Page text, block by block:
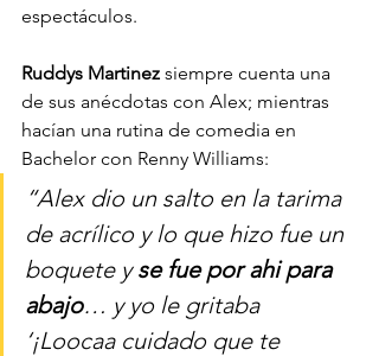
espectáculos.
Ruddys Martinez siempre cuenta una
de sus anécdotas con Alex; mientras
hacían una rutina de comedia en
Bachelor con Renny Williams:
“Alex dio un salto en la tarima
de acrílico y lo que hizo fue un
boquete y se fue por ahi para
abajo… y yo le gritaba
‘¡Loocaa cuidado que te